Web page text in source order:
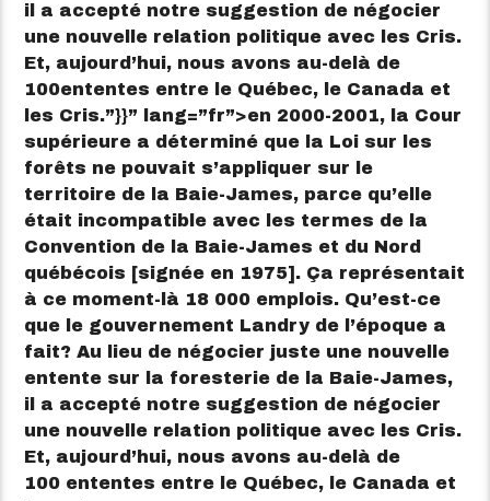
il a accepté notre suggestion de négocier
une nouvelle relation politique avec les Cris.
Et, aujourd’hui, nous avons au-delà de
100ententes entre le Québec, le Canada et
les Cris.”}}” lang=”fr”>en 2000-2001, la Cour
supérieure a déterminé que la Loi sur les
forêts ne pouvait s’appliquer sur le
territoire de la Baie-James, parce qu’elle
était incompatible avec les termes de la
Convention de la Baie-James et du Nord
québécois [signée en 1975]. Ça représentait
à ce moment-là 18 000 emplois. Qu’est-ce
que le gouvernement Landry de l’époque a
fait? Au lieu de négocier juste une nouvelle
entente sur la foresterie de la Baie-James,
il a accepté notre suggestion de négocier
une nouvelle relation politique avec les Cris.
Et, aujourd’hui, nous avons au-delà de
100 ententes entre le Québec, le Canada et